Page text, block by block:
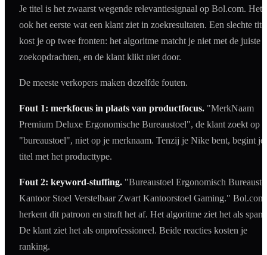
Je titel is het zwaarst wegende relevantiesignaal op Bol.com. Het
ook het eerste wat een klant ziet in zoekresultaten. Een slechte
kost je op twee fronten: het algoritme matcht je niet met de juiste
zoekopdrachten, en de klant klikt niet door.
De meeste verkopers maken dezelfde fouten.
Fout 1: merkfocus in plaats van productfocus. "MerkNaam
Premium Deluxe Ergonomische Bureaustoel", de klant zoekt op
"bureaustoel", niet op je merknaam. Tenzij je Nike bent, begint je
titel met het producttype.
Fout 2: keyword-stuffing. "Bureaustoel Ergonomisch
Kantoor Stoel Verstelbaar Zwart Kantoorstoel Gaming." Bol.com
herkent dit patroon en straft het af. Het algoritme ziet het als spam.
De klant ziet het als onprofessioneel. Beide reacties kosten je
ranking.